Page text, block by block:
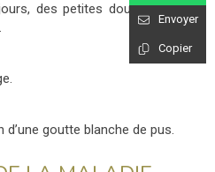
des petites douleurs ou
goutte blanche de pus.
Envoyer
Copier